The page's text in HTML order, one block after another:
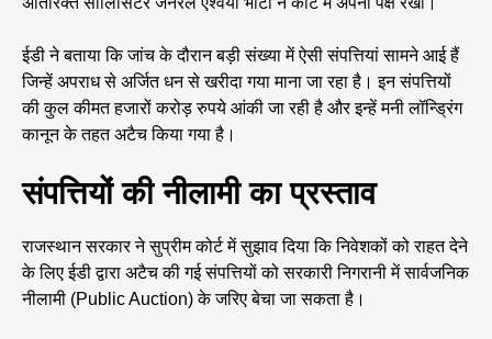
ईडी ने बताया कि जांच के दौरान बड़ी संख्या में ऐसी संपत्तियां सामने आई हैं
जिन्हें अपराध से अर्जित धन से खरीदा गया माना जा रहा है। इन संपत्तियों
की कुल कीमत हजारों करोड़ रुपये आंकी जा रही है और इन्हें मनी लॉन्ड्रिंग
कानून के तहत अटैच किया गया है।
संपत्तियों की नीलामी का प्रस्ताव
राजस्थान सरकार ने सुप्रीम कोर्ट में सुझाव दिया कि निवेशकों को राहत देने
के लिए ईडी द्वारा अटैच की गई संपत्तियों को सरकारी निगरानी में सार्वजनिक
नीलामी (Public Auction) के जरिए बेचा जा सकता है।